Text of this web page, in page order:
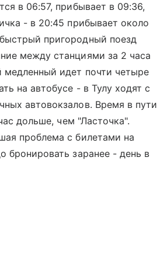
в 06:57, прибывает в 09:36,
- в 20:45 прибывает около
пригородный поезд
между станциями за 2 часа
идет почти четыре
на автобусе - в Тулу ходят с
автовокзалов. Время в пути
дольше, чем "Ласточка".
проблема с билетами на
бронировать заранее - день в